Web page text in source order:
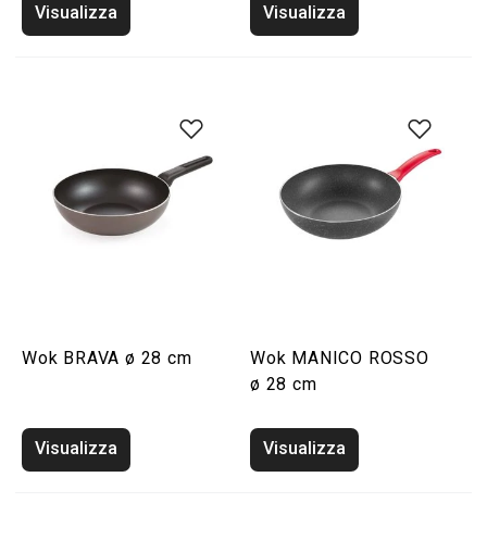
Visualizza Visualizza
Wok BRAVA ø 28 cm
Visualizza
Wok MANICO ROSSO
ø 28 cm
Visualizza